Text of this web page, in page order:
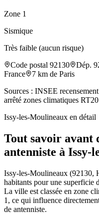
Zone 1
Sismique
Très faible (aucun risque)
Code postal 92130 Dép.
France
7 km de Paris
Sources : INSEE
arrêté zones climatiques
Issy-les-Moulineaux en détail
Tout savoir avant
antenniste à Issy-
Issy-les-Moulineaux (92130,
habitants pour une superficie
La ville est classée en zone
1, ce qui influence
de antenniste.